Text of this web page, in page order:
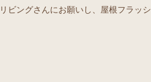
ビングさんにお願いし、屋根フラッ